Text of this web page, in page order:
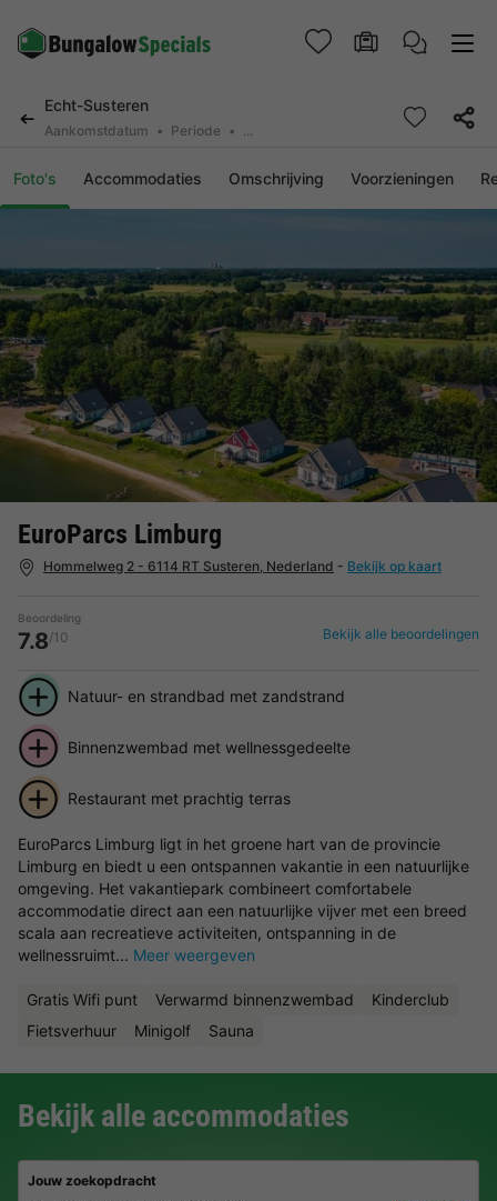
Echt-Susteren
Aankomstdatum Periode 2 personen, 0 huisdier
Foto's Accommodaties Omschrijving Voorzieningen
EuroParcs Limburg
Hommelweg 2 - 6114 RT Susteren, Nederland - Bekijk op kaart
Beoordeling
7.8/10 Bekijk alle beoordelingen
Natuur- en strandbad met zandstrand
Binnenzwembad met wellnessgedeelte
Restaurant met prachtig terras
EuroParcs Limburg ligt in het groene hart van de provincie
Limburg en biedt u een ontspannen vakantie in een natuurlijke
omgeving. Het vakantiepark combineert comfortabele
accommodatie direct aan een natuurlijke vijver met een breed
scala aan recreatieve activiteiten, ontspanning in de
wellnessruimt... Meer weergeven
Gratis Wifi punt Verwarmd binnenzwembad
Kinderclub
Fietsverhuur
Minigolf Sauna
Bekijk alle accommodaties
Jouw zoekopdracht